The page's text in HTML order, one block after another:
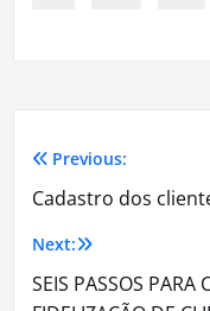
Navegação
de
Post
Previous:
Cadastro dos
Next:
SEIS PASSOS PARA